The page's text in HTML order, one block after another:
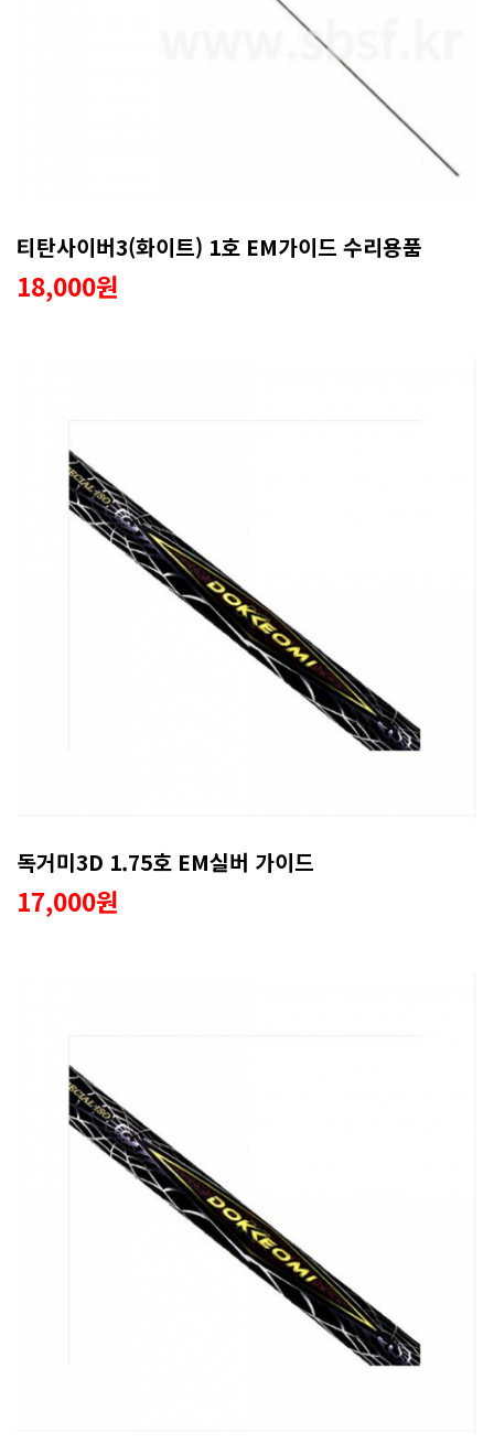
티탄사이버3(화이트) 1호 EM가이드 수리용품
18,000원
독거미3D 1.75호 EM실버 가이드
17,000원